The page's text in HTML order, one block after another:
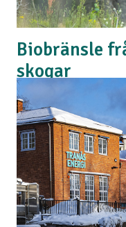
Biobränsle
skogar
Sedan många år
ansvarsfullt
andra kontrollerade
N004364), en
hos oss!
Läs mer